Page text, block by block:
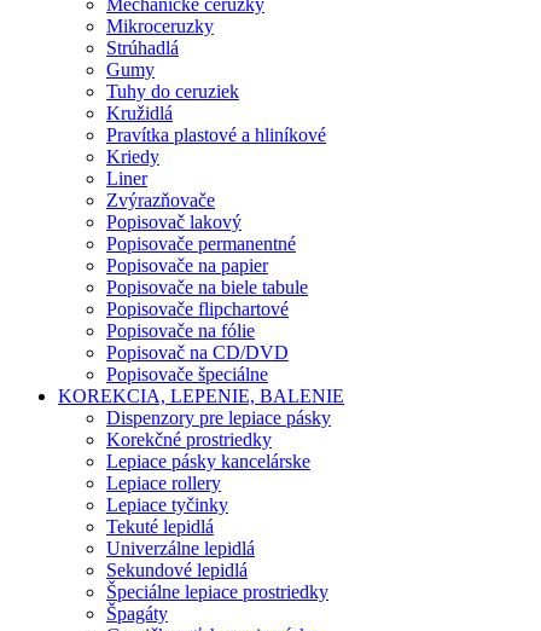
Mechanické ceruzky
Mikroceruzky
Strúhadlá
Gumy
Tuhy do ceruziek
Kružidlá
Pravítka plastové a hliníkové
Kriedy
Liner
Zvýrazňovače
Popisovač lakový
Popisovače permanentné
Popisovače na papier
Popisovače na biele tabule
Popisovače flipchartové
Popisovače na fólie
Popisovač na CD/DVD
Popisovače špeciálne
KOREKCIA, LEPENIE, BALENIE
Dispenzory pre lepiace pásky
Korekčné prostriedky
Lepiace pásky kancelárske
Lepiace rollery
Lepiace tyčinky
Tekuté lepidlá
Univerzálne lepidlá
Sekundové lepidlá
Špeciálne lepiace prostriedky
Špagáty